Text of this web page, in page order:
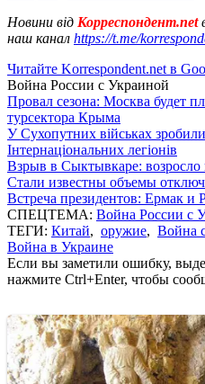
Новини від Корреспондент.net
наш канал https://t.me/
Читайте Korrespondent.net в
Война России с Украиной
Провал сезона: Москва будет
турсектора Крыма
У Сухопутних військах зробили
Інтернаціональних легіонів
Взрыв в Сыктывкаре: возросло
Стали известны объемы
Встреча президентов: Ермак и
СПЕЦТЕМА: Война России с
ТЕГИ: Китай, оружие, Война
Война в Украине
Если вы заметили ошибку,
нажмите Ctrl+Enter, чтобы